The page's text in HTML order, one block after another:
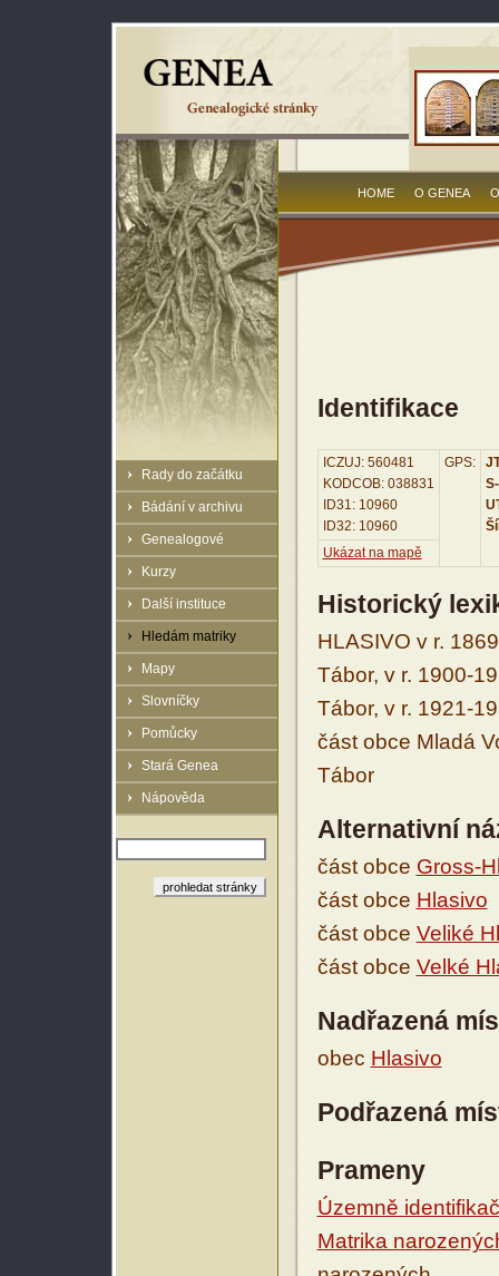
Rady do začátku
Bádání v archivu
Genealogové
Kurzy
Další instituce
Hledám matriky
Mapy
Slovníčky
Pomůcky
Stará Genea
Nápověda
HOME O GENEA
Identifikace
ICZUJ: 560481
KODCOB: 038831
ID31: 10960
ID32: 10960
GPS:
Ukázat na mapě
Historický
HLASIVO v r.
Tábor, v r. 1900-
Tábor, v r. 1921-
část obce Mladá
Tábor
Alternativní
část obce Gross-
část obce Hlasivo
část obce Veliké
část obce Velké
Nadřazená
obec Hlasivo
Podřazená
Prameny
Územně
Matrika